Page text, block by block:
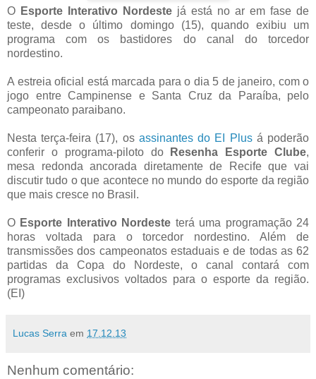
O Esporte Interativo Nordeste já está no ar em fase de
teste, desde o último domingo (15), quando exibiu um
programa com os bastidores do canal do torcedor
nordestino.
A estreia oficial está marcada para o dia 5 de janeiro, com o
jogo entre Campinense e Santa Cruz da Paraíba, pelo
campeonato paraibano.
Nesta terça-feira (17), os assinantes do EI Plusá poderão
conferir o programa-piloto do
Resenha Esporte Clube,
mesa redonda ancorada diretamente de Recife que vai
discutir tudo o que acontece no mundo do esporte da região
que mais cresce no Brasil.
O Esporte Interativo Nordeste terá uma programação 24
horas voltada para o torcedor nordestino. Além de
transmissões dos campeonatos estaduais e de todas as 62
partidas da Copa do Nordeste, o canal contará com
programas exclusivos voltados para o esporte da região.
(EI)
Lucas Serra em 17.12.13
Nenhum comentário: